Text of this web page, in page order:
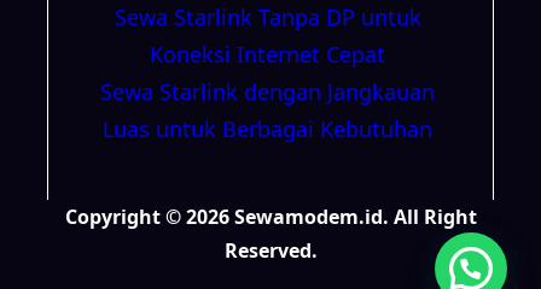
Sewa Starlink Tanpa DP untuk
Koneksi Internet Cepat
Sewa Starlink dengan Jangkauan
Luas untuk Berbagai Kebutuhan
Copyright © 2026 Sewamodem.id. All Right
Reserved.